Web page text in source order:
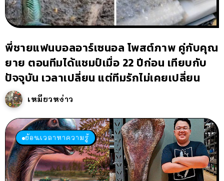
พี่ชายแฟนบอลอาร์เซนอล โพสต์ภาพ คู่กับคุณ
ยาย ตอนทีมได้แชมป์เมื่อ 22 ปีก่อน เทียบกับ
ปัจจุบัน เวลาเปลี่ยน แต่ทีมรักไม่เคยเปลี่ยน
เหมียวหง่าว
ย้อนเวลาหาความรู้